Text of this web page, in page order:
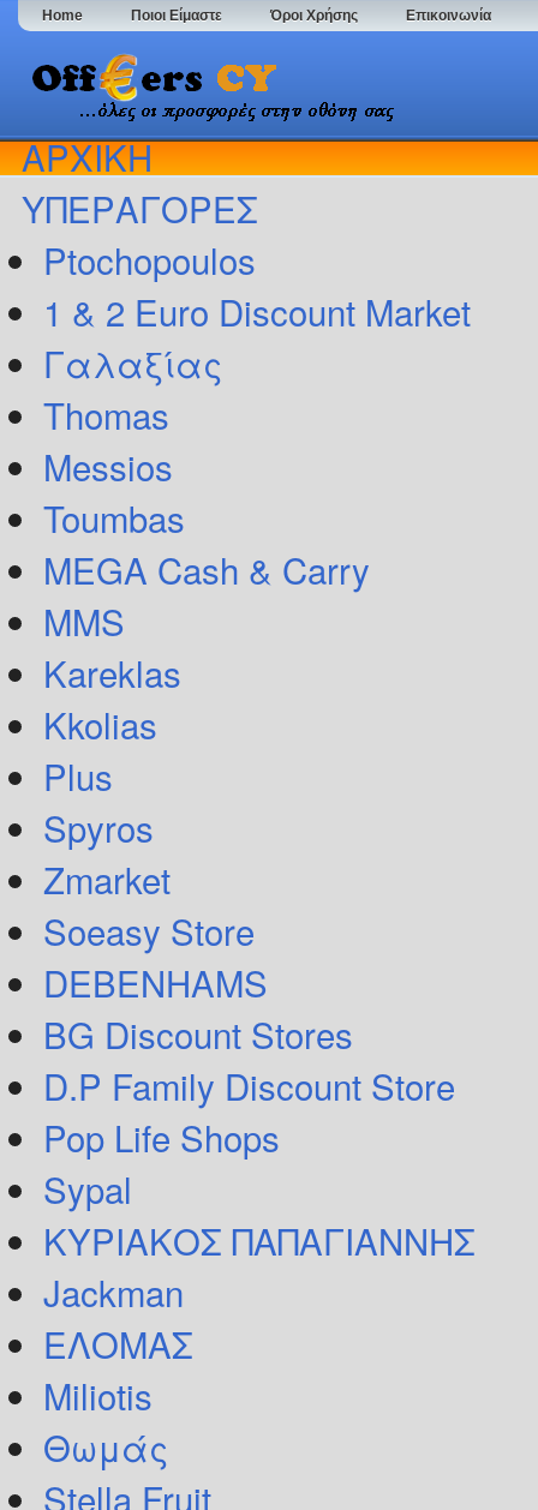
Home Ποιοι Είμαστε Όροι Χρήσης Επικοινωνία
ΑΡΧΙΚΗ
ΥΠΕΡΑΓΟΡΕΣ
Ptochopoulos
1 & 2 Euro Discount Market
Γαλαξίας
Thomas
Messios
Toumbas
MEGA Cash & Carry
MMS
Kareklas
Kkolias
Plus
Spyros
Zmarket
Soeasy Store
DEBENHAMS
BG Discount Stores
D.P Family Discount Store
Pop Life Shops
Sypal
ΚΥΡΙΑΚΟΣ ΠΑΠΑΓΙΑΝΝΗΣ
Jackman
ΕΛΟΜΑΣ
Miliotis
Θωμάς
Stella Fruit